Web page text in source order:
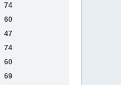
74
60
47
74
60
69